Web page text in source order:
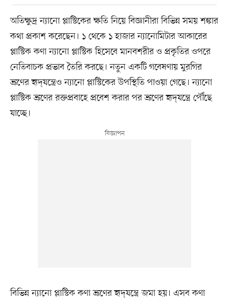
অতিক্ষুদ্র ন্যানো প্লাস্টিকের ক্ষতি নিয়ে বিজ্ঞানীরা বিভিন্ন সময় শঙ্কার
কথা প্রকাশ করেছেন। ১ থেকে ১ হাজার ন্যানোমিটার আকারের
প্লাস্টিক কণা ন্যানো প্লাস্টিক হিসেবে মানবশরীর ও প্রকৃতির ওপরে
নেতিবাচক প্রভাব তৈরি করছে। নতুন একটি গবেষণায় মুরগির
ভ্রূণের হৃদ্‌যন্ত্রেও ন্যানো প্লাস্টিকের উপস্থিতি পাওয়া গেছে। ন্যানো
প্লাস্টিক ভ্রূণের রক্তপ্রবাহে প্রবেশ করার পর ভ্রূণের হৃদ্‌যন্ত্রে পৌঁছে
যাচ্ছে।
বিভিন্ন ন্যানো প্লাস্টিক কণা ভ্রূণের হৃদ্‌যন্ত্রে জমা হয়। এসব কণা